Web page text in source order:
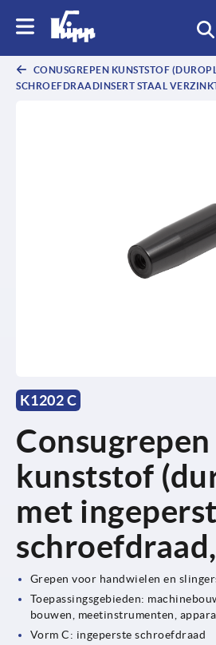
CONUSGREPEN KUNSTSTOF
SCHROEFDRAADINSERT STAAL
K1202 C
Consugrepen
kunststof
met ingeperst
Grepen voor handwielen en
Toepassingsgebieden:
bouwen, meetinstrumenten,
Vorm C: ingeperste schroefdraad